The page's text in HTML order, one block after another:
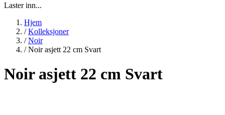
Laster inn...
Hjem
/ Kolleksjoner
/ Noir
/ Noir asjett 22 cm Svart
Noir asjett 22 cm Svart